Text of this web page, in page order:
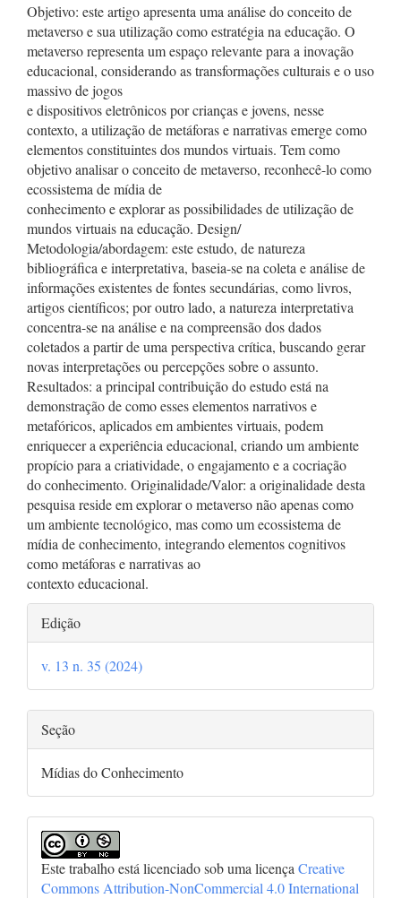
Objetivo: este artigo apresenta uma análise do conceito de
metaverso e sua utilização como estratégia na educação. O
metaverso representa um espaço relevante para a inovação
educacional, considerando as transformações culturais e o uso
massivo de jogos
e dispositivos eletrônicos por crianças e jovens, nesse
contexto, a utilização de metáforas e narrativas emerge como
elementos constituintes dos mundos virtuais. Tem como
objetivo analisar o conceito de metaverso, reconhecê-lo como
ecossistema de mídia de
conhecimento e explorar as possibilidades de utilização de
mundos virtuais na educação. Design/
Metodologia/abordagem: este estudo, de natureza
bibliográfica e interpretativa, baseia-se na coleta e análise de
informações existentes de fontes secundárias, como livros,
artigos científicos; por outro lado, a natureza interpretativa
concentra-se na análise e na compreensão dos dados
coletados a partir de uma perspectiva crítica, buscando gerar
novas interpretações ou percepções sobre o assunto.
Resultados: a principal contribuição do estudo está na
demonstração de como esses elementos narrativos e
metafóricos, aplicados em ambientes virtuais, podem
enriquecer a experiência educacional, criando um ambiente
propício para a criatividade, o engajamento e a cocriação
do conhecimento. Originalidade/Valor: a originalidade desta
pesquisa reside em explorar o metaverso não apenas como
um ambiente tecnológico, mas como um ecossistema de
mídia de conhecimento, integrando elementos cognitivos
como metáforas e narrativas ao
contexto educacional.
Detalhes
do
artigo
Edição
v. 13 n. 35 (2024)
Seção
Mídias do Conhecimento
Este trabalho está licenciado sob uma licença Creative
Commons Attribution-NonCommercial 4.0 International